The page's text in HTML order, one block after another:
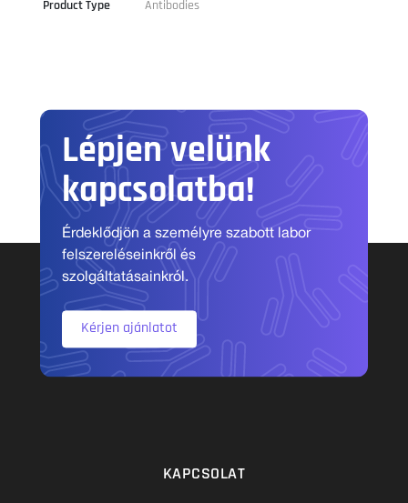
Product Type Antibodies
Lépjen velünk
kapcsolatba!
Érdeklődjön a személyre szabott labor
felszereléseinkről és
szolgáltatásainkról.
Kérjen ajánlatot
KAPCSOLAT